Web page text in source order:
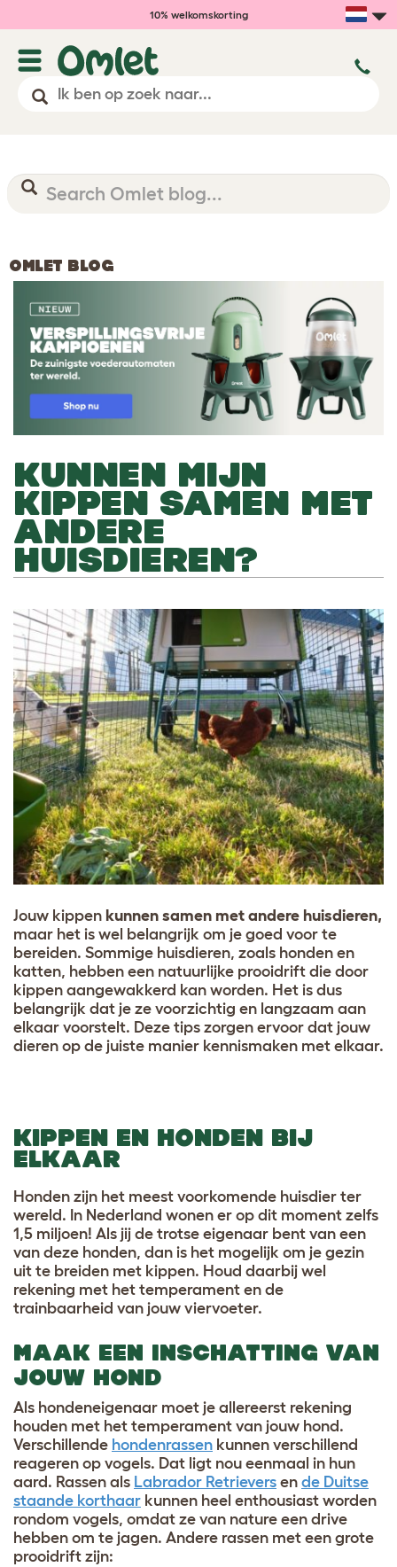
10% welkomskorting
OMLET BLOG
KUNNEN MIJN
KIPPEN SAMEN MET
ANDERE
HUISDIEREN?
Jouw kippen kunnen samen met andere huisdieren,
maar het is wel belangrijk om je goed voor te
bereiden. Sommige huisdieren, zoals honden en
katten, hebben een natuurlijke prooidrift die door
kippen aangewakkerd kan worden. Het is dus
belangrijk dat je ze voorzichtig en langzaam aan
elkaar voorstelt. Deze tips zorgen ervoor dat jouw
dieren op de juiste manier kennismaken met elkaar.
KIPPEN EN HONDEN BIJ
ELKAAR
Honden zijn het meest voorkomende huisdier ter
wereld. In Nederland wonen er op dit moment zelfs
1,5 miljoen! Als jij de trotse eigenaar bent van een
van deze honden, dan is het mogelijk om je gezin
uit te breiden met kippen. Houd daarbij wel
rekening met het temperament en de
trainbaarheid van jouw viervoeter.
MAAK EEN INSCHATTING VAN
JOUW HOND
Als hondeneigenaar moet je allereerst rekening
houden met het temperament van jouw hond.
Verschillende hondenrassen kunnen verschillend
reageren op vogels. Dat ligt nou eenmaal in hun
aard. Rassen als Labrador Retrievers en de Duitse
staande korthaar kunnen heel enthousiast worden
rondom vogels, omdat ze van nature een drive
hebben om te jagen. Andere rassen met een grote
prooidrift zijn: